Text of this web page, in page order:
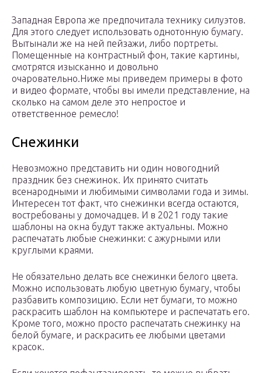
Западная Европа же предпочитала технику силуэтов.
Для этого следует использовать однотонную бумагу.
Вытынали же на ней пейзажи, либо портреты.
Помещенные на контрастный фон, такие картины,
смотрятся изысканно и довольно
очаровательно.Ниже мы приведем примеры в фото
и видео формате, чтобы вы имели представление, на
сколько на самом деле это непростое и
ответственное ремесло!
Снежинки
Невозможно представить ни один новогодний
праздник без снежинок. Их принято считать
всенародными и любимыми символами года и зимы.
Интересен тот факт, что снежинки всегда остаются,
востребованы у домочадцев. И в 2021 году такие
шаблоны на окна будут также актуальны. Можно
распечатать любые снежинки: с ажурными или
круглыми краями.
Не обязательно делать все снежинки белого цвета.
Можно использовать любую цветную бумагу, чтобы
разбавить композицию. Если нет бумаги, то можно
раскрасить шаблон на компьютере и распечатать его.
Кроме того, можно просто распечатать снежинку на
белой бумаге, и раскрасить ее любыми цветами
красок.